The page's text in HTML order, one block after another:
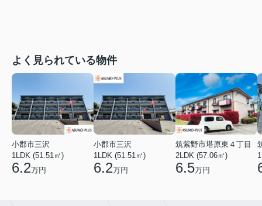
よく見られている物件
小郡市三沢
1LDK (51.51㎡)
6.2万円
小郡市三沢
1LDK (51.51㎡)
6.2万円
筑紫野市塔原東４丁目
2LDK (57.06㎡)
6.5万円